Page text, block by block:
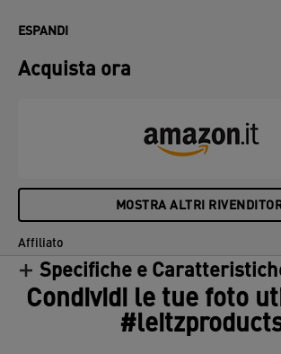
ESPANDI
Acquista ora
MOSTRA ALTRI
Affiliato
Specifiche e
Condividi le tue foto